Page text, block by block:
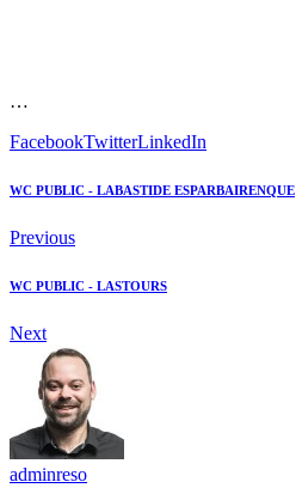
…
FacebookTwitterLinkedIn
WC PUBLIC - LABASTIDE ESPARBAIRENQUE
Previous
WC PUBLIC - LASTOURS
Next
adminreso